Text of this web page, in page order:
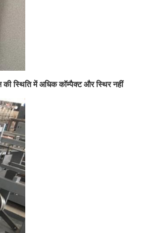
स्थिति में अधिक कॉम्पैक्ट और स्थिर नहीं